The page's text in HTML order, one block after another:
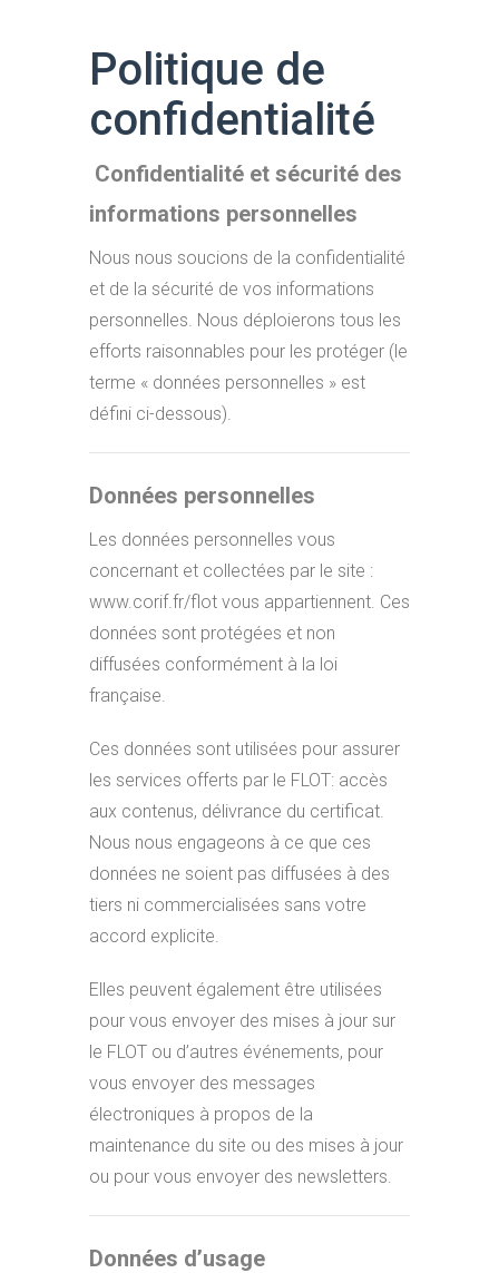
Politique de
confidentialité
Confidentialité et sécurité des
informations personnelles
Nous nous soucions de la confidentialité
et de la sécurité de vos informations
personnelles. Nous déploierons tous les
efforts raisonnables pour les protéger (le
terme « données personnelles » est
défini ci-dessous).
Données personnelles
Les données personnelles vous
concernant et collectées par le site :
www.corif.fr/flot vous appartiennent. Ces
données sont protégées et non
diffusées conformément à la loi
française.
Ces données sont utilisées pour assurer
les services offerts par le FLOT: accès
aux contenus, délivrance du certificat.
Nous nous engageons à ce que ces
données ne soient pas diffusées à des
tiers ni commercialisées sans votre
accord explicite.
Elles peuvent également être utilisées
pour vous envoyer des mises à jour sur
le FLOT ou d’autres événements, pour
vous envoyer des messages
électroniques à propos de la
maintenance du site ou des mises à jour
ou pour vous envoyer des newsletters.
Données d’usage